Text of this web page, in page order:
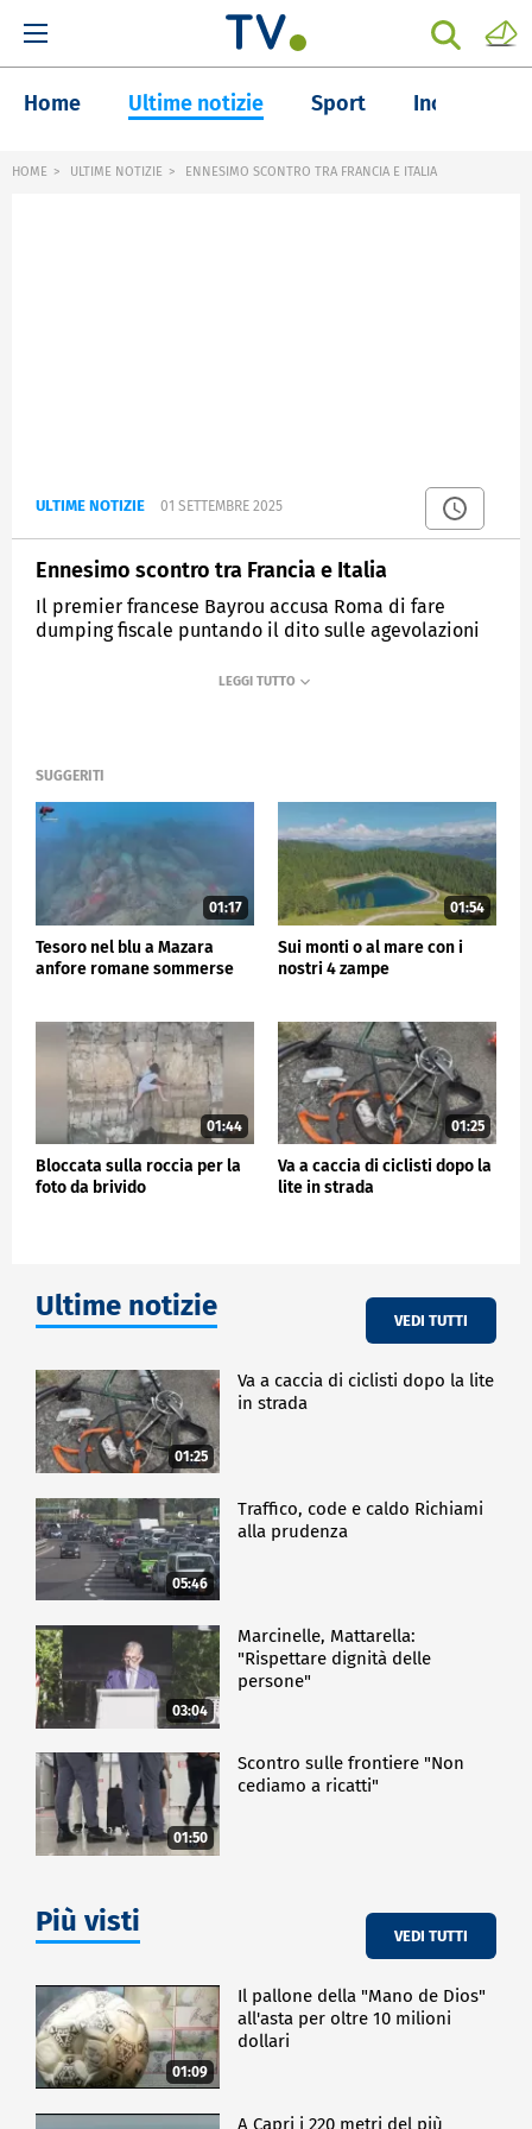
Home Ultime notizie Sport Inchieste
HOME ULTIME NOTIZIE ENNESIMO SCONTRO TRA FRANCIA E ITALIA
ULTIME NOTIZIE 01 SETTEMBRE 2025
Ennesimo scontro tra Francia e Italia
Il premier francese Bayrou accusa Roma di fare
dumping fiscale puntando il dito sulle agevolazioni
SUGGERITI
01:17
Tesoro nel blu a Mazara
anfore romane sommerse
01:54
Sui monti o al mare con i
nostri 4 zampe
01:44
Bloccata sulla roccia per la
foto da brivido
01:25
Va a caccia di ciclisti dopo la
lite in strada
Ultime notizie VEDI TUTTI
01:25
Va a caccia di ciclisti dopo la lite
in strada
05:46
Traffico, code e caldo Richiami
alla prudenza
03:04
Marcinelle, Mattarella:
"Rispettare dignità delle
persone"
01:50
Scontro sulle frontiere "Non
cediamo a ricatti"
Più visti VEDI TUTTI
01:09
Il pallone della "Mano de Dios"
all'asta per oltre 10 milioni
dollari
A Capri i 220 metri del più